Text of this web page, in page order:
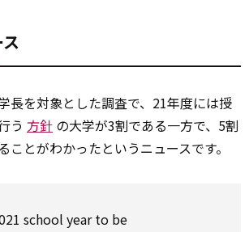
長を対象とした調査で、21年度には授
う 方針 の大学が3割である一方で、5割
ことがわかったというニュースです。
school yearto be